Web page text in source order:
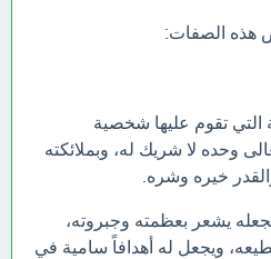
هذه الصفات:
التي تقوم عليها شخصية
وحده لا شريك له، وبملائكته
خيره وشره.
يشعر بعظمته وجبروته،
ويجعل له أهدافاً سامية في